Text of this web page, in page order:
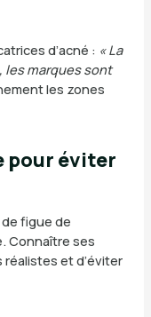
d’acné : « La
les marques sont
les zones
pour éviter
figue de
Connaître ses
et d’éviter